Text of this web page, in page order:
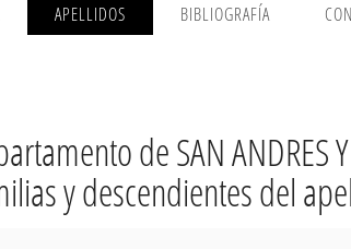
APELLIDOS BIBLIOGRAFÍA
de SAN ANDRES
y descendientes del